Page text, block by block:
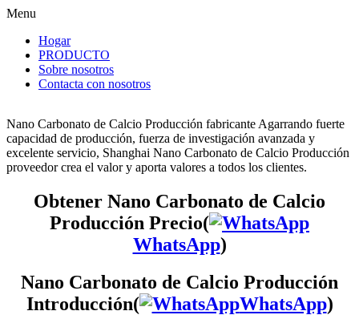
Menu
Hogar
PRODUCTO
Sobre nosotros
Contacta con nosotros
Nano Carbonato de Calcio Producción fabricante Agarrando fuerte
capacidad de producción, fuerza de investigación avanzada y
excelente servicio, Shanghai Nano Carbonato de Calcio Producción
proveedor crea el valor y aporta valores a todos los clientes.
Obtener Nano Carbonato de Calcio
Producción Precio(
WhatsApp)
Nano Carbonato de Calcio Producción
Introducción(
WhatsApp)